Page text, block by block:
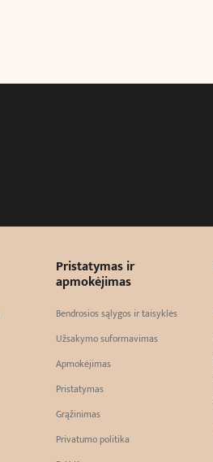
Pristatymas ir
apmokėjimas
Bendrosios sąlygos ir taisyklės
Užsakymo suformavimas
Apmokėjimas
Pristatymas
Grąžinimas
Privatumo politika